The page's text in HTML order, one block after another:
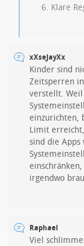
6. Klare
xXseJayXx
Kinder sind
Zeitsperren
verstellt.
einzurichten,
Limit
sind die
irgendwo
Raphael
Viel